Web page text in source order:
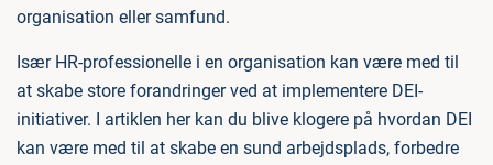
organisation eller samfund.
Især HR-professionelle i en organisation kan være med til
at skabe store forandringer ved at implementere DEI-
initiativer. I artiklen her kan du blive klogere på hvordan DEI
kan være med til at skabe en sund arbejdsplads, forbedre